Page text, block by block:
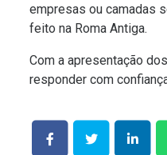
empresas ou camadas
feito na Roma Antiga.
Com a apresentação
responder com